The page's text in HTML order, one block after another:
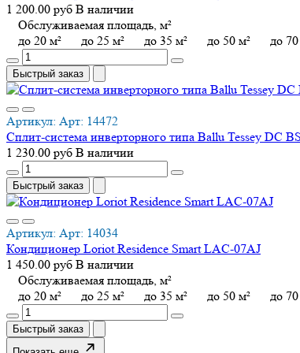
1 200.00 руб В наличии
Обслуживаемая площадь, м²
до 20 м²
до 25 м² до 35 м² до 50 м² до
Быстрый заказ
Артикул: Арт: 14472
Сплит-система инверторного типа Ballu Tessey DC
1 230.00 руб В наличии
Быстрый заказ
Артикул: Арт: 14034
Кондиционер Loriot Residence Smart LAC-07AJ
1 450.00 руб В наличии
Обслуживаемая площадь, м²
до 20 м²
до 25 м² до 35 м² до 50 м² до
Быстрый заказ